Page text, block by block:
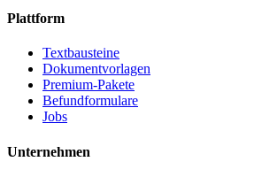
Plattform
Textbausteine
Dokumentvorlagen
Premium-Pakete
Befundformulare
Jobs
Unternehmen